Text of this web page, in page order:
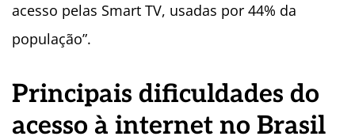
acesso pelas Smart TV, usadas por 44% da
população”.
Principais dificuldades do
acesso à internet no Brasil